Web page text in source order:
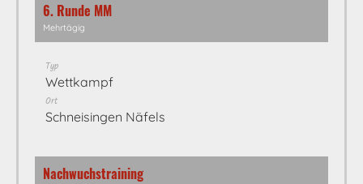
6. Runde MM
Mehrtägig
Typ
Wettkampf
Ort
Schneisingen Näfels
Nachwuchstraining